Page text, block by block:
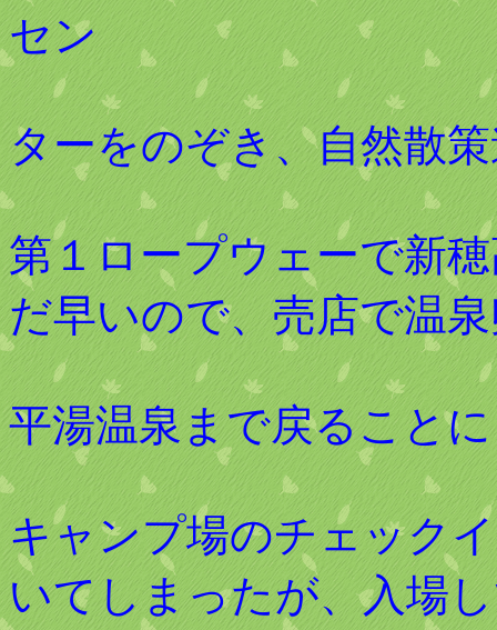
セン
ターをのぞき、自然散
第１ロープウェーで新
だ早いので、売店で温
平湯温泉まで戻ること
キャンプ場のチェック
いてしまったが、入場